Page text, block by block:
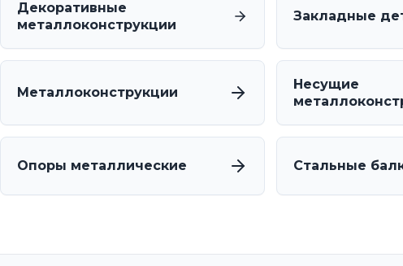
Декоративные
металлоконструкции
Закладные
Металлоконструкции
Несущие
Опоры металлические Стальные